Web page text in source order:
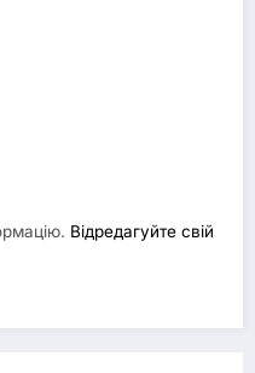
Відредагуйте свій